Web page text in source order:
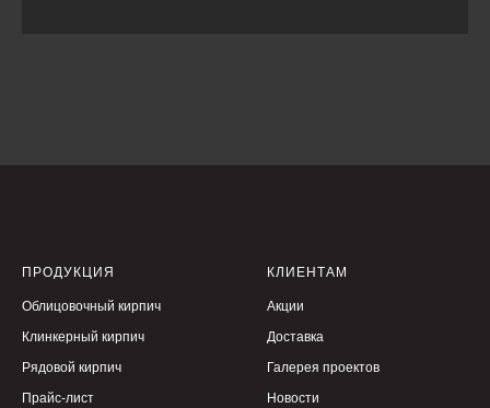
ПРОДУКЦИЯ
Облицовочный кирпич
Клинкерный кирпич
Рядовой кирпич
Прайс-лист
КЛИЕНТАМ
Акции
Доставка
Галерея проектов
Новости